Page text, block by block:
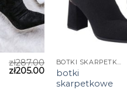
zł287.00
zł205.00
BOTKI SKARPETKOWE
botki
skarpetkowe